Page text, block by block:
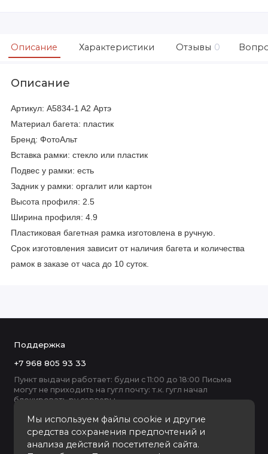
Описание Характеристики Отзывы 0
Описание
Артикул: A5834-1 A2 Артэ
Материал багета: пластик
Бренд: ФотоАльт
Вставка рамки: стекло или пластик
Подвес у рамки: есть
Задник у рамки: оргалит или картон
Высота профиля: 2.5
Ширина профиля: 4.9
Пластиковая багетная рамка изготовлена в ручную.
Срок изготовления зависит от наличия багета и количества
рамок в заказе от часа до 10 суток.
Мы используем файлы cookie и другие
средства сохранения предпочтений и
анализа действий посетителей сайта.
Поддержка
+7 968 805 93 33
Пункт выдачи работает: будни с 11:00 до 18:00 Письма
могут не приходить на гугл почту: т.к. гугл начал
блокировать ру серверы